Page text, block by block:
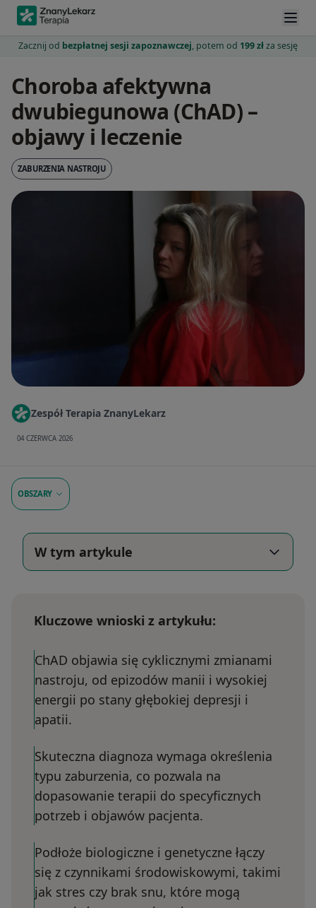
Zacznij od bezpłatnej sesji zapoznawczej, potem od 199 złza sesję
Choroba afektywna
dwubiegunowa (ChAD) –
objawy i leczenie
ZABURZENIA NASTROJU
Zespół Terapia ZnanyLekarz
04 CZERWCA 2026
OBSZARY
W tym artykule
Kluczowe wnioski z artykułu:
ChAD objawia się cyklicznymi zmianami
nastroju, od epizodów manii i wysokiej
energii po stany głębokiej depresji i
apatii.
Skuteczna diagnoza wymaga określenia
typu zaburzenia, co pozwala na
dopasowanie terapii do specyficznych
potrzeb i objawów pacjenta.
Podłoże biologiczne i genetyczne łączy
się z czynnikami środowiskowymi, takimi
jak stres czy brak snu, które mogą